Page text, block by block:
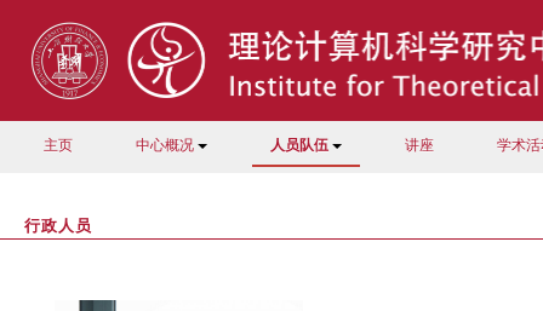
主页 中心概况 人员队伍 讲座 学术
行政人员